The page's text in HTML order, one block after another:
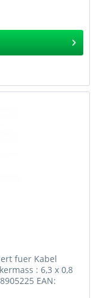
fuer Kabel
: 6,3 x 0,8
EAN: